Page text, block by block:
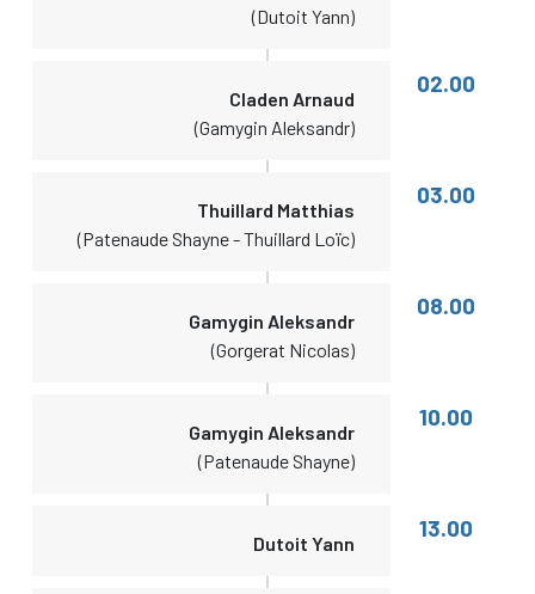
(Dutoit Yann)
Claden Arnaud
(Gamygin Aleksandr)
02.00
Thuillard Matthias
(Patenaude Shayne - Thuillard Loïc)
03.00
Gamygin Aleksandr
(Gorgerat Nicolas)
08.00
Gamygin Aleksandr
(Patenaude Shayne)
10.00
Dutoit Yann
13.00